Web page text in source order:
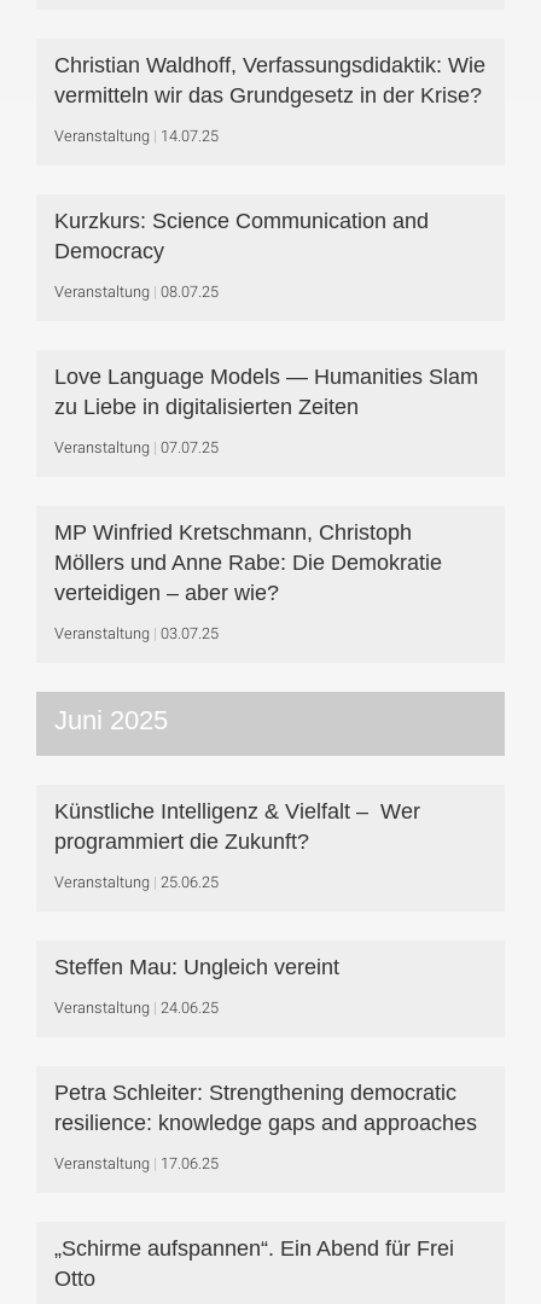
Christian Waldhoff, Verfassungsdidaktik: Wie
vermitteln wir das Grundgesetz in der Krise?
Veranstaltung 14.07.25
Kurzkurs: Science Communication and
Democracy
Veranstaltung 08.07.25
Love Language Models — Humanities Slam
zu Liebe in digitalisierten Zeiten
Veranstaltung 07.07.25
MP Winfried Kretschmann, Christoph
Möllers und Anne Rabe: Die Demokratie
verteidigen – aber wie?
Veranstaltung 03.07.25
Juni 2025
Künstliche Intelligenz & Vielfalt – Wer
programmiert die Zukunft?
Veranstaltung 25.06.25
Steffen Mau: Ungleich vereint
Veranstaltung 24.06.25
Petra Schleiter: Strengthening democratic
resilience: knowledge gaps and approaches
Veranstaltung 17.06.25
„Schirme aufspannen“. Ein Abend für Frei
Otto